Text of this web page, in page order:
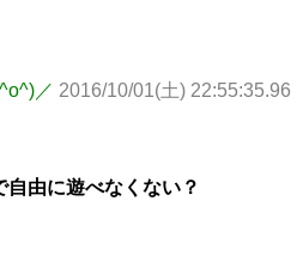
／ 2016/10/01(土) 22:55:35.96
由に遊べなくない？